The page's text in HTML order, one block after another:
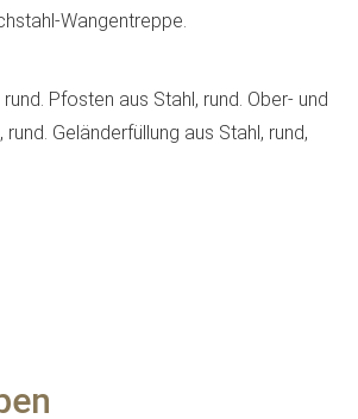
Wangentreppe.
Pfosten aus Stahl, rund. Ober- und
Geländerfüllung aus Stahl, rund,